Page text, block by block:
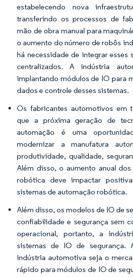
estabelecendo nova
transferindo os processos de
mão de obra manual para
o aumento do número de robôs
há necessidade de integrar esses
centralizados. A indústria
implantando módulos de IO para
dados e controle desses sistemas.
Os fabricantes automotivos em
que a próxima geração de
automação é uma
modernizar a manufatura
produtividade, qualidade,
Além disso, o aumento anual
robótica deve impactar
sistemas de automação robótica.
Além disso, os modelos de IO de
confiabilidade e segurança sem
operacional, portanto, a
sistemas de IO de segurança.
indústria automotiva seja o
rápido para módulos de IO de